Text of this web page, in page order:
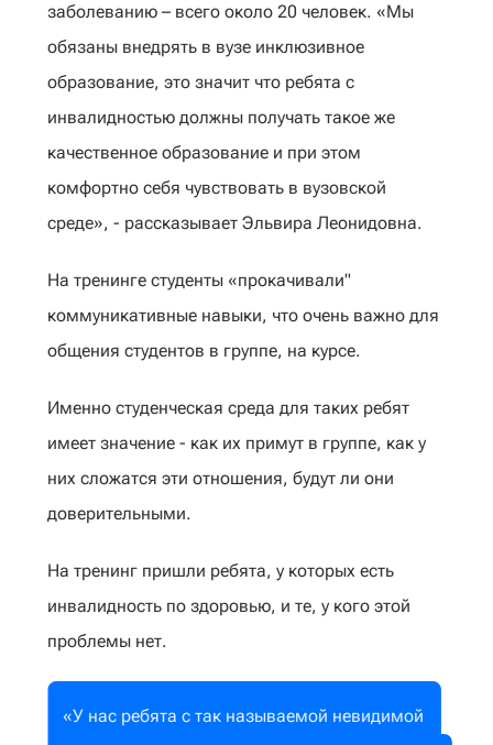
заболеванию – всего около 20 человек. «Мы
обязаны внедрять в вузе инклюзивное
образование, это значит что ребята с
инвалидностью должны получать такое же
качественное образование и при этом
комфортно себя чувствовать в вузовской
среде», - рассказывает Эльвира Леонидовна.
На тренинге студенты «прокачивали"
коммуникативные навыки, что очень важно для
общения студентов в группе, на курсе.
Именно студенческая среда для таких ребят
имеет значение - как их примут в группе, как у
них сложатся эти отношения, будут ли они
доверительными.
На тренинг пришли ребята, у которых есть
инвалидность по здоровью, и те, у кого этой
проблемы нет.
«У нас ребята с так называемой невидимой